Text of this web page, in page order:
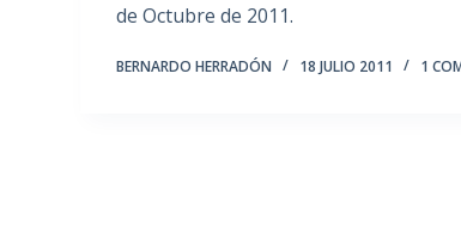
de Octubre de 2011.
BERNARDO HERRADÓN 18 JULIO 2011 1